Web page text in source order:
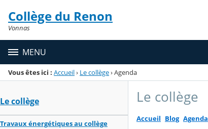
Menu de la rubrique
Contenu
Collège du Renon
Vonnas
MENU
Vous êtes ici : Accueil› Le collège›Agenda
Le collège
Travaux énergétiques au collège
Le collège
Accueil Blog Agenda